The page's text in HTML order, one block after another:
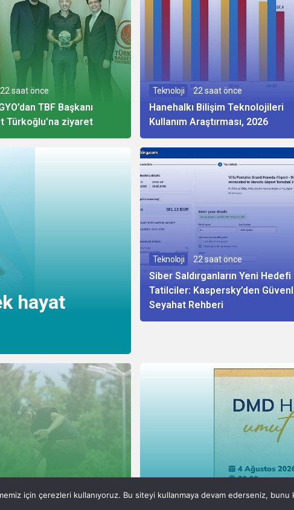
22 saat önce
TBF Başkanı
Türkoğlu’na ziyaret
Teknoloji 22 saat önce
Hanehalkı Bilişim Teknolojileri
Kullanım Araştırması, 2026
hayat
Teknoloji 22 saat önce
Siber Saldırganların Yeni Hedefi
Tatilciler: Kaspersky’den
Seyahat Rehberi
2 gün önce
Sağlık 2 gün önce
için çerezleri kullanıyoruz. Bu siteyi kullanmaya devam ederseniz, bunu